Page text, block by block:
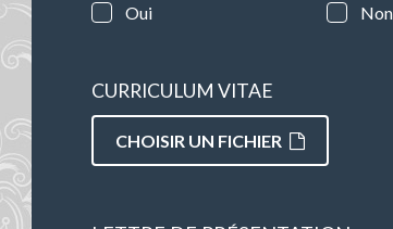
Oui Non
CURRICULUM VITAE
CHOISIR UN FICHIER